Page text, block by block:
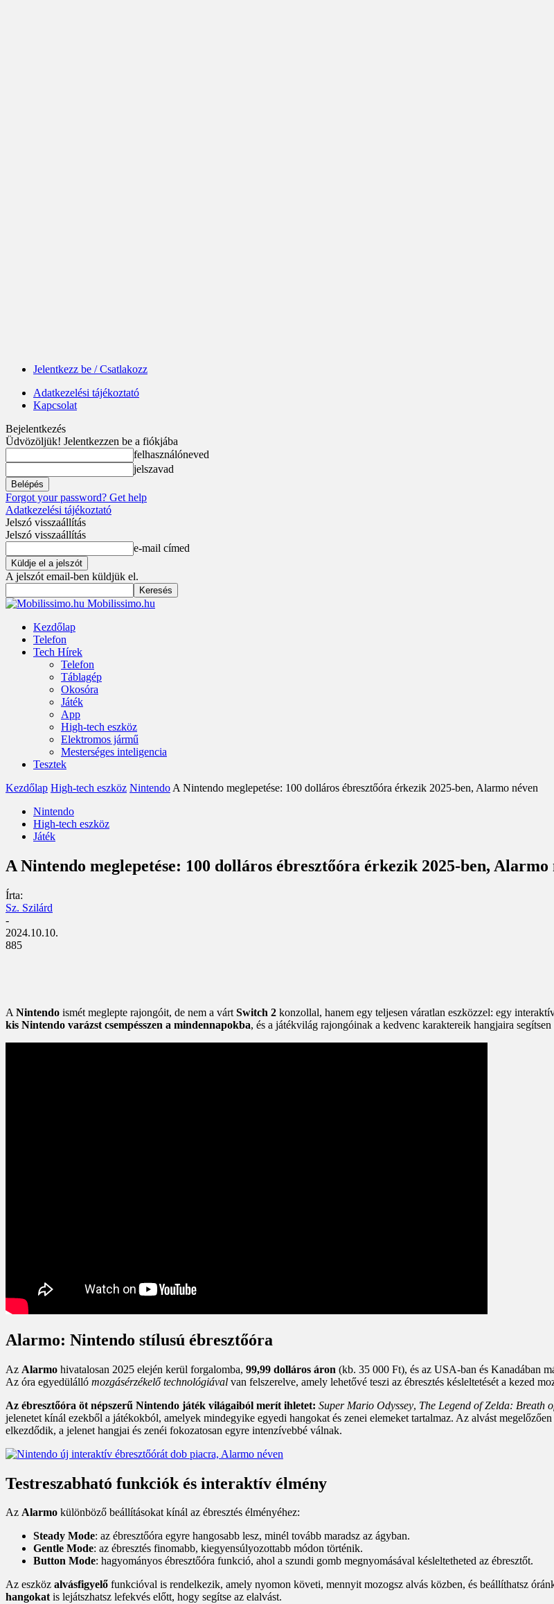
Jelentkezz be / Csatlakozz
Adatkezelési tájékoztató
Kapcsolat
Bejelentkezés
Üdvözöljük! Jelentkezzen be a fiókjába
felhasználóneved
jelszavad
Forgot your password? Get help
Adatkezelési tájékoztató
Jelszó visszaállítás
Jelszó visszaállítás
e-mail címed
A jelszót email-ben küldjük el.
Mobilissimo.hu
Kezdőlap
Telefon
Tech Hírek
Telefon
Táblagép
Okosóra
Játék
App
High-tech eszköz
Elektromos jármű
Mesterséges inteligencia
Tesztek
Kezdőlap High-tech eszköz Nintendo A Nintendo meglepetése: 100 dolláros ébresztőóra érkezik 2025-ben, Alarmo néven
Nintendo
High-tech eszköz
Játék
A Nintendo meglepetése: 100 dolláros ébresztőóra érkezik 2025-ben, Alarmo
Írta:
Sz. Szilárd
-
2024.10.10.
885
A Nintendo ismét meglepte rajongóit, de nem a várt Switch 2 konzollal, hanem egy teljesen váratlan eszközzel: egy
kis Nintendo varázst csempésszen a mindennapokba, és a játékvilág rajongóinak a kedvenc karaktereik hangjaira
Alarmo: Nintendo stílusú ébresztőóra
Az Alarmo hivatalosan 2025 elején kerül forgalomba, 99,99 dolláros áron (kb. 35 000 Ft), és az USA-ban és Kanadában
Az óra egyedülálló mozgásérzékelő technológiával van felszerelve, amely lehetővé teszi az ébresztés késleltetését a kezed
Az ébresztőóra öt népszerű Nintendo játék világaiból merít ihletet: Super Mario Odyssey, The Legend of Zelda: Breath
jelenetet kínál ezekből a játékokból, amelyek mindegyike egyedi hangokat és zenei elemeket tartalmaz. Az alvást
elkezdődik, a jelenet hangjai és zenéi fokozatosan egyre intenzívebbé válnak.
Testreszabható funkciók és interaktív élmény
Az Alarmo különböző beállításokat kínál az ébresztés élményéhez:
Steady Mode: az ébresztőóra egyre hangosabb lesz, minél tovább maradsz az ágyban.
Gentle Mode: az ébresztés finomabb, kiegyensúlyozottabb módon történik.
Button Mode: hagyományos ébresztőóra funkció, ahol a szundi gomb megnyomásával késleltetheted az ébresztőt.
Az eszköz alvásfigyelő funkcióval is rendelkezik, amely nyomon követi, mennyit mozogsz alvás közben, és beállíthatsz
hangokatis lejátszhatsz lefekvés előtt, hogy segítse az elalvást.